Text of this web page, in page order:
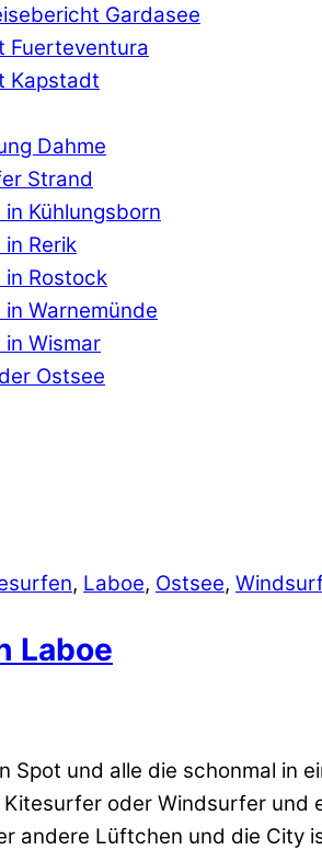
Gardasee
Fuerteventura
Kapstadt
Dahme
Strand
Kühlungsborn
Rerik
Rostock
Warnemünde
Wismar
Ostsee
, Laboe, Ostsee,
Laboe
Spot und alle die schonmal in
oder Windsurfer
andere Lüftchen und die City